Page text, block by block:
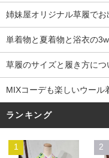
姉妹屋オリジナル草履でお
単着物と夏着物と浴衣の
草履のサイズと履き方につ
MIXコーデも楽しいウール
ランキング
1 2